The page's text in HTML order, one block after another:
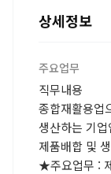
상세정보
주요업무
직무내용
종합재활용업
생산하는 기
제품배합 및
★주요업무 :